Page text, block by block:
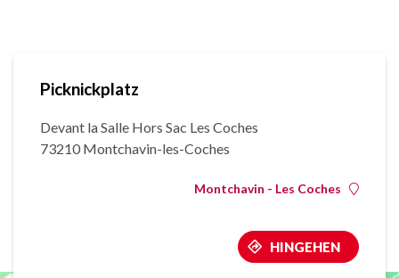
Picknickplatz
Devant la Salle Hors Sac Les Coches
73210 Montchavin-les-Coches
Montchavin - Les Coches
HINGEHEN